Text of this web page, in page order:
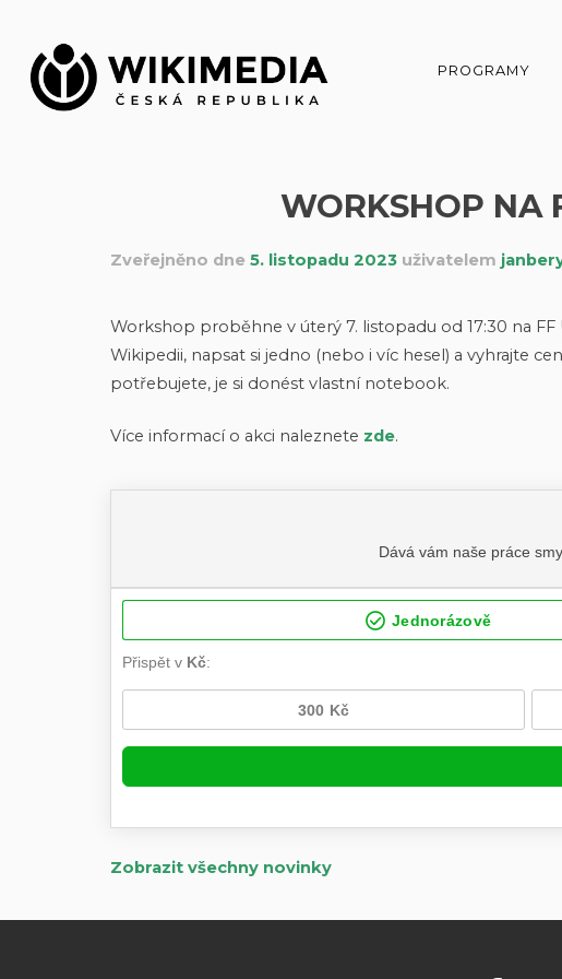
obsah
PROGRAMY
WORKSHOP NA
Zveřejněno dne 5. listopadu 2023uživatelem
Workshop proběhne v úterý 7. listopadu od 17:30 na
Wikipedii, napsat si jedno (nebo i víc hesel) a vyhrajte
potřebujete, je si donést vlastní notebook.
Více informací o akci naleznete zde.
Zobrazit všechny novinky